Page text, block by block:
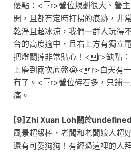
優點：<r>營位規劃很大、營
開，且都有定時打掃的痕跡，
乾淨且超冰涼，我們一群人玩得
台的高度適中，且右上方有獨立
把燈關掉非常貼心！<r>缺點
上磨到兩次底盤😭<r>白天有
有了。<r>營位碎石多，只鋪
痛。
[9]Zhi Xuan Loh關於undefined
風景超級棒，老闆和老闆娘人超
還有可愛狗狗！有經過這裡的人